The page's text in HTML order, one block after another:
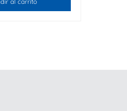
al carrito